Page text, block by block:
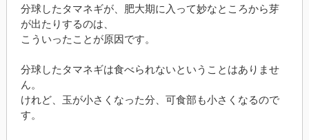
分球したタマネギが、肥大期に入って妙なところから芽
が出たりするのは、
こういったことが原因です。
分球したタマネギは食べられないということはありませ
ん。
けれど、玉が小さくなった分、可食部も小さくなるので
す。